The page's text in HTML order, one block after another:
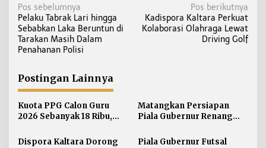
N
a
v
i
a
s
i
p
o
Pos sebelumnya
Pelaku Tabrak Lari hingga
Sebabkan Laka Beruntun di
Tarakan Masih Dalam
Penahanan Polisi
Pos berikutnya
Kadispora Kaltara Perkuat
Kolaborasi Olahraga Lewat
Driving Golf
Postingan Lainnya
Kuota PPG Calon Guru
2026 Sebanyak 18 Ribu,
Satu Acuan Seleksi
Matangkan Persiapan
Piala Gubernur Renang
Sinergi dengan Pengprov
Dispora Kaltara Dorong
Piala Gubernur Futsal